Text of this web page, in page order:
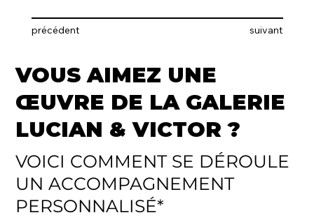
précédent suivant
VOUS AIMEZ UNE
ŒUVRE DE LA GALERIE
LUCIAN & VICTOR ?
VOICI COMMENT SE DÉROULE
UN ACCOMPAGNEMENT
PERSONNALISÉ*